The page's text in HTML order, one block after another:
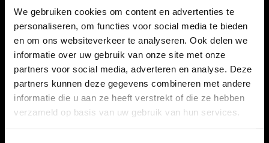
We gebruiken cookies om content en advertenties te
personaliseren, om functies voor social media te bieden
en om ons websiteverkeer te analyseren. Ook delen we
informatie over uw gebruik van onze site met onze
partners voor social media, adverteren en analyse. Deze
partners kunnen deze gegevens combineren met andere
informatie die u aan ze heeft verstrekt of die ze hebben
verzameld op basis van uw gebruik van hun services.
Bull's Bronzo Flux 90%
23-24-25 Gram -
Dartpijlen
Bull's Bronzo Nova 90%
22-24 Gram - Dartpijlen